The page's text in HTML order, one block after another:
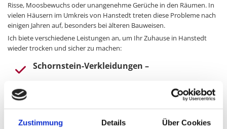
Zustimmung Details Über Cookies
Risse, Moosbewuchs oder unangenehme Gerüche in den Räumen. In
vielen Häusern im Umkreis von Hanstedt treten diese Probleme nach
einigen Jahren auf, besonders bei älteren Bauweisen.
Ich biete verschiedene Leistungen an, um Ihr Zuhause in Hanstedt
wieder trocken und sicher zu machen:
Schornstein-Verkleidungen –
schützen dauerhaft vor eindringender
Schornstein-Abdichtungen und Einfassungen